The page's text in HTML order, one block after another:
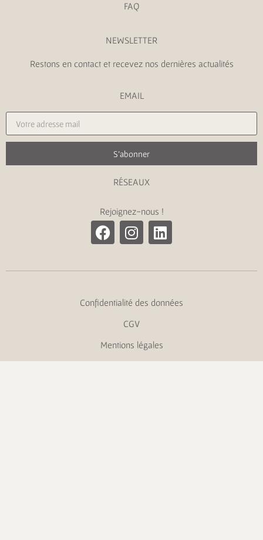
FAQ
NEWSLETTER
Restons en contact et recevez nos dernières actualités
EMAIL
S'abonner
RÉSEAUX
Rejoignez-nous !
Confidentialité des données
CGV
Mentions légales